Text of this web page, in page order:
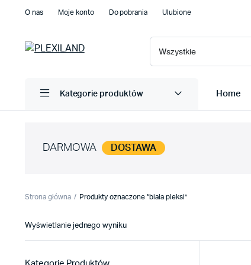
O nas Moje konto Do pobrania Ulubione
Kategorie produktów Home
DARMOWA DOSTAWA
Strona główna Produkty oznaczone “biała pleksi”
Wyświetlanie jednego wyniku